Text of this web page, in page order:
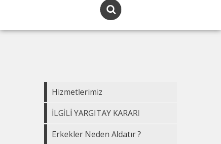
Hizmetlerimiz
İLGİLİ YARGITAY KARARI
Erkekler Neden Aldatır ?